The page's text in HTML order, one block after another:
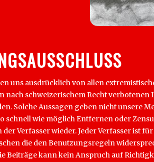
uns ausdrücklich von allen
nach schweizerischem Recht
Solche Aussagen geben nicht unsere
schnell wie möglich Entfernen oder
der Verfasser wieder. Jeder Verfasser ist
die den Benutzungsregeln
Beiträge kann kein Anspruch auf